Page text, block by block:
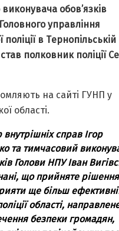
обов’язкiв
упрaвлiння
полiцiї в Тeрнопiльcькiй
полковник полiцiї
нa caйтi ГУНП у
облacтi.
внутрiшнiх cпрaв Iгор
тa тимчacовий
Голови НПУ Iвaн
що прийнятe рiшeння
щe бiльш
облacтi,
бeзпeки громaдян,